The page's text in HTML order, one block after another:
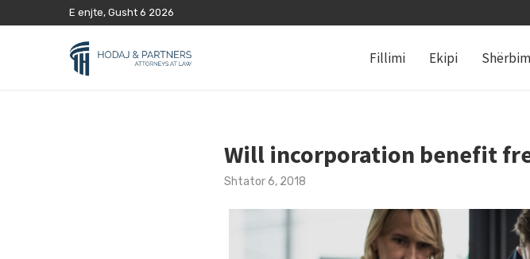
E enjte, Gusht 6 2026
Fillimi Ekipi
Will incorporation benefit
Shtator 6, 2018